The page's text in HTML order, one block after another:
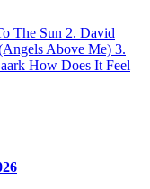
The Sun 2. David
Above Me) 3.
How Does It Feel